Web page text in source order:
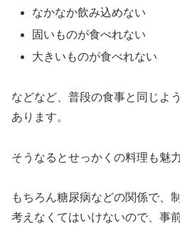
なかなか飲み込めない
固いものが食べれない
大きいものが食べれない
などなど、普段の食事と同じよ
あります。
そうなるとせっかくの料理も魅
もちろん糖尿病などの関係で、
考えなくてはいけないので、事